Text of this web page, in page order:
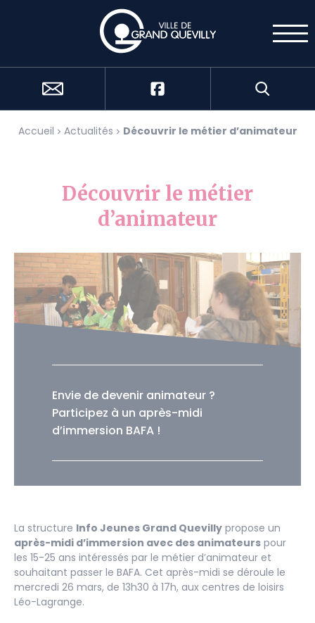
Accueil Actualités Découvrir le métier d’animateur
Découvrir le métier
d’animateur
Envie de devenir animateur ?
Participez à un après-midi
d’immersion BAFA !
La structure Info Jeunes Grand Quevilly propose un
après-midi d’immersion avec des animateurs pour
les 15-25 ans intéressés par le métier d’animateur et
souhaitant passer le BAFA. Cet après-midi se déroule le
mercredi 26 mars, de 13h30 à 17h, aux centres de loisirs
Léo-Lagrange.